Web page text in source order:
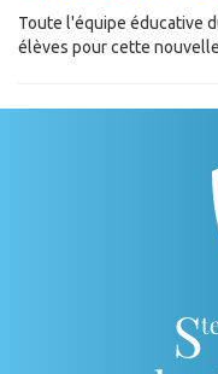
Toute l'équipe éducative
élèves pour cette